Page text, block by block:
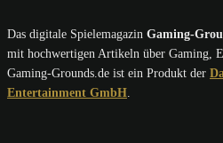
Das digitale Spielemagazin Gaming-
mit hochwertigen Artikeln über Gaming,
Gaming-Grounds.de ist ein Produkt der
Entertainment GmbH